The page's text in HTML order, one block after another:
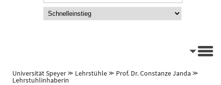
Universität Speyer⪼ Lehrstühle⪼ Prof. Dr. Constanze Janda ⪼
Lehrstuhlinhaberin